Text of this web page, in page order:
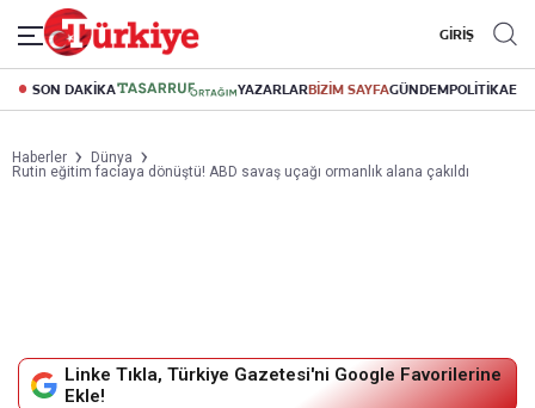
GİRİŞ
SON DAKİKA YAZARLARBİZİM SAYFAGÜNDEMPOLİTİKA
Haberler
Dünya
Rutin eğitim faciaya dönüştü! ABD savaş uçağı ormanlık alana çakıldı
Linke Tıkla, Türkiye Gazetesi'ni Google Favorilerine
Ekle!